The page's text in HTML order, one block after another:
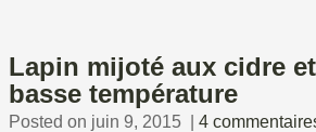
Lapin mijoté aux cidre
basse température
Posted on juin 9, 2015 | 4